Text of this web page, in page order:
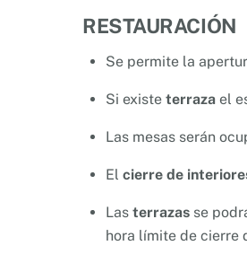
RESTAURACIÓN
Se permite la
Si existe terrazael
Las mesas serán
El cierre de
Las terrazasse
hora límite de cierre